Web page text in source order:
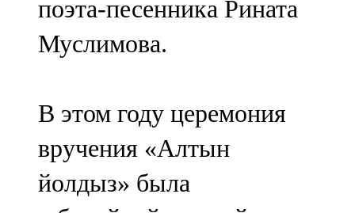
107,0 FM
Яр Чаллы
поэта-песенника Рината
Муслимова.
В этом году церемония
вручения «Алтын
йолдыз» была